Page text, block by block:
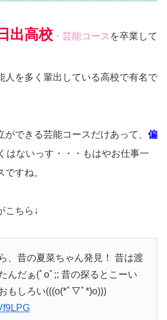
日出高校 ・芸能コース を卒業して
人を多く輩出している高校で有名で
できる芸能コースだけあって、 偏
はないっす・・・もはやお仕事一
すね。
こちら↓
、昔の夏菜ちゃん発見！ 昔は渡
んだぁ(ﾟoﾟ;; 昔の探るとこーい
もしろい(((o(*ﾟ▽ﾟ*)o)))